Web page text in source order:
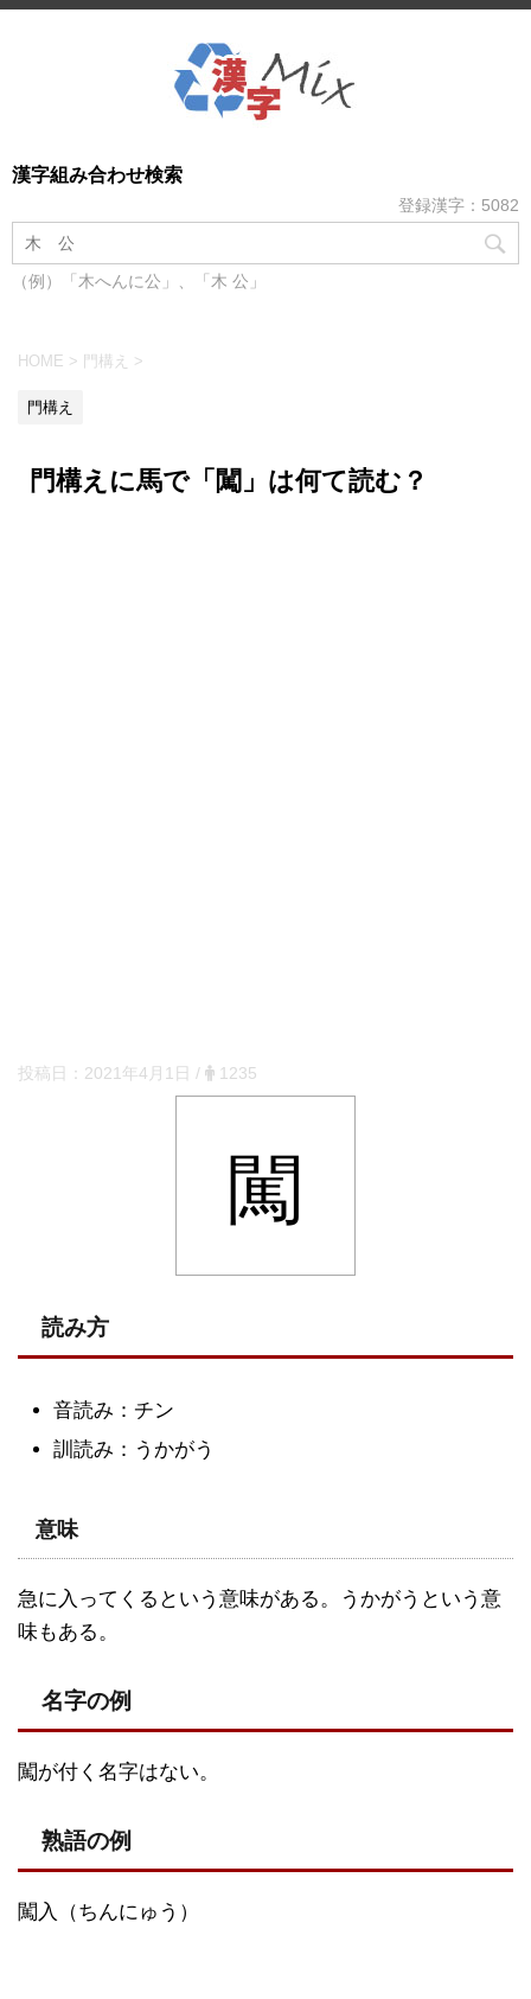
漢字組み合わせ検索
登録漢字：5082
（例）「木へんに公」、「木 公」
HOME > 門構え >
門構え
門構えに馬で「闖」は何て読む？
投稿日： 2021年4月1日 / 1235
闖
読み方
音読み：チン
訓読み：うかがう
意味
急に入ってくるという意味がある。うかがうという意
味もある。
名字の例
闖が付く名字はない。
熟語の例
闖入（ちんにゅう）